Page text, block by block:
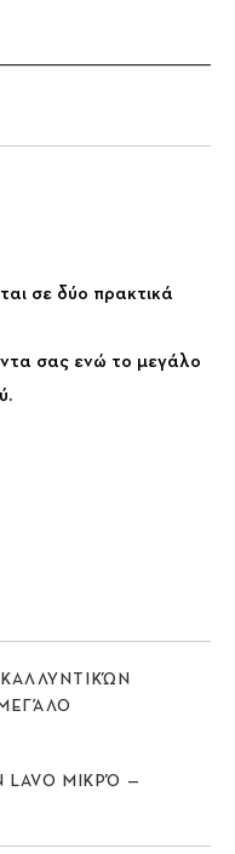
σε δύο πρακτικά
σας ενώ το μεγάλο
ΚΑΛΛΥΝΤΙΚΏΝ
ΜΙΚΡΌ —